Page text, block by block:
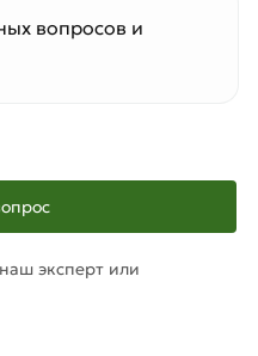
вопросов и
эксперт или